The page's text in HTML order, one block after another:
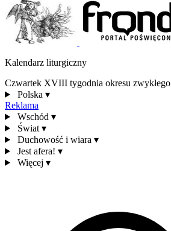
Kalendarz liturgiczny
Czwartek XVIII tygodnia okresu zwykłego
Polska ▾
Reklama
Wschód ▾
Świat ▾
Duchowość i wiara ▾
Jest afera! ▾
Więcej ▾